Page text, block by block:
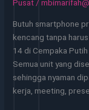
–
Mulai
50
Ribu
Pusat /
Butuh smartphone
kencang tanpa
14 di Cempaka
Semua unit yang
sehingga nyaman
kerja, meeting,